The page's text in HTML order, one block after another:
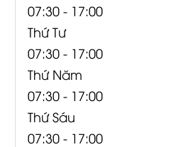
07:30 - 17:00
Thứ Tư
07:30 - 17:00
Thứ Năm
07:30 - 17:00
Thứ Sáu
07:30 - 17:00